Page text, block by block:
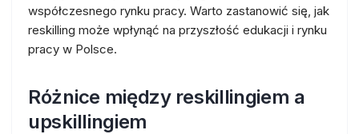
współczesnego rynku pracy. Warto zastanowić się, jak
reskilling może wpłynąć na przyszłość edukacji i rynku
pracy w Polsce.
Różnice między reskillingiem a
upskillingiem